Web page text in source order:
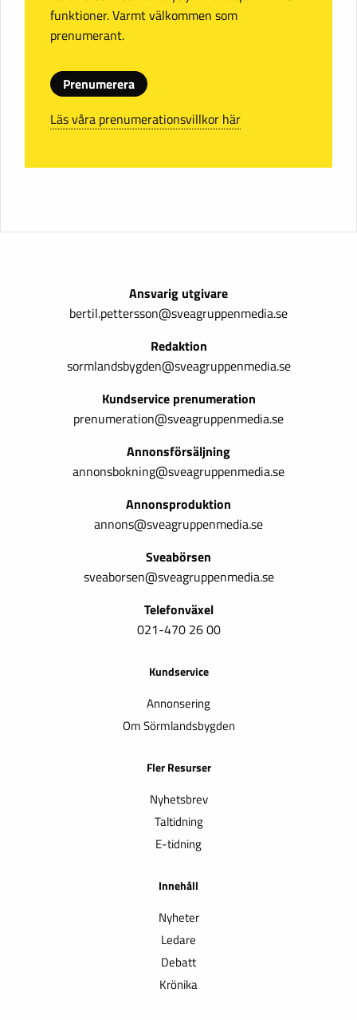
funktioner. Varmt välkommen som
prenumerant.
Prenumerera
Läs våra prenumerationsvillkor här
Ansvarig utgivare
bertil.pettersson@sveagruppenmedia.se
Redaktion
sormlandsbygden@sveagruppenmedia.se
Kundservice prenumeration
prenumeration@sveagruppenmedia.se
Annonsförsäljning
annonsbokning@sveagruppenmedia.se
Annonsproduktion
annons@sveagruppenmedia.se
Sveabörsen
sveaborsen@sveagruppenmedia.se
Telefonväxel
021-470 26 00
Kundservice
Annonsering
Om Sörmlandsbygden
Fler Resurser
Nyhetsbrev
Taltidning
E-tidning
Innehåll
Nyheter
Ledare
Debatt
Krönika